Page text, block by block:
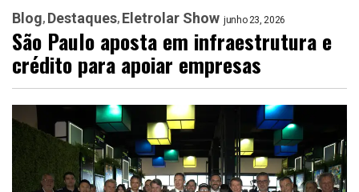
Blog Destaques Eletrolar Show junho 23, 2026
São Paulo aposta em infraestrutura e
crédito para apoiar empresas